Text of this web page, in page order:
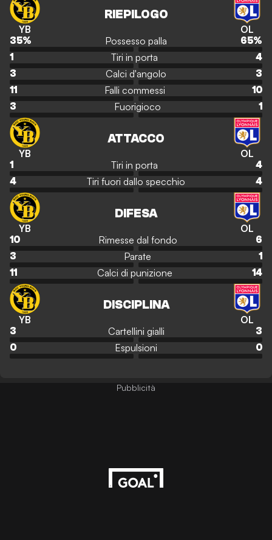
YB
RIEPILOGO
OL
35% Possesso palla 65%
1
Tiri in porta
4
3
Calci d'angolo
3
11
Falli commessi
10
3
Fuorigioco 1
YB
ATTACCO
OL
1 Tiri in porta
4
4
Tiri fuori dallo specchio 4
YB
DIFESA
OL
10 Rimesse dal fondo
6
3
Parate
1
11
Calci di punizione 14
YB
DISCIPLINA
OL
3 Cartellini gialli
3
0
Espulsioni 0
Pubblicità